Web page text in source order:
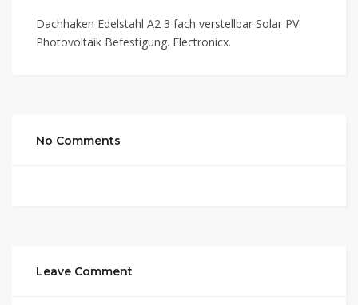
Dachhaken Edelstahl A2 3 fach verstellbar Solar PV
Photovoltaik Befestigung. Electronicx.
No Comments
Leave Comment